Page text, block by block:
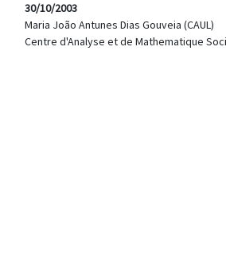
30/10/2003
Maria João Antunes Dias Gouveia (CAUL)
Centre d'Analyse et de Mathematique